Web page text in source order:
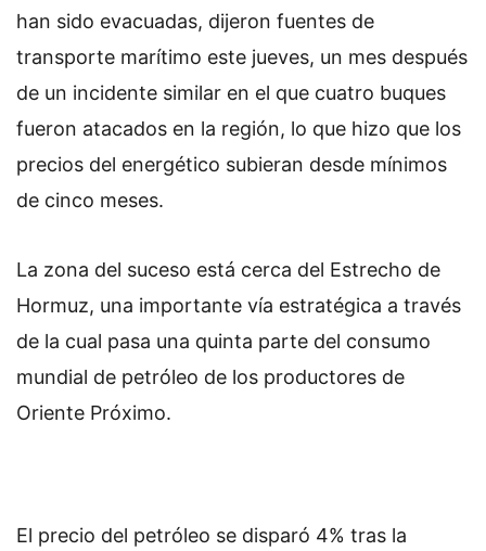
han sido evacuadas, dijeron fuentes de
transporte marítimo este jueves, un mes después
de un incidente similar en el que cuatro buques
fueron atacados en la región, lo que hizo que los
precios del energético subieran desde mínimos
de cinco meses.
La zona del suceso está cerca del Estrecho de
Hormuz, una importante vía estratégica a través
de la cual pasa una quinta parte del consumo
mundial de petróleo de los productores de
Oriente Próximo.
El precio del petróleo se disparó 4% tras la